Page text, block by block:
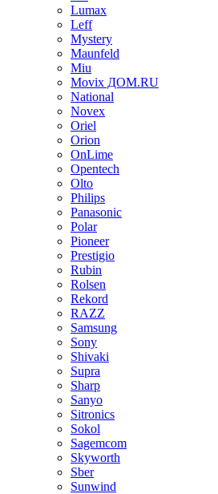
Lumax
Leff
Mystery
Maunfeld
Miu
Movix ДОМ.RU
National
Novex
Oriel
Orion
OnLime
Opentech
Olto
Philips
Panasonic
Polar
Pioneer
Prestigio
Rubin
Rolsen
Rekord
RAZZ
Samsung
Sony
Shivaki
Supra
Sharp
Sanyo
Sitronics
Sokol
Sagemcom
Skyworth
Sber
Sunwind